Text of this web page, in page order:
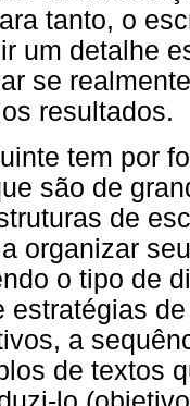
tanto, o
um detalhe
se
resultados.
tem por
são de
de
organizar
o tipo de
estratégias
a
de textos